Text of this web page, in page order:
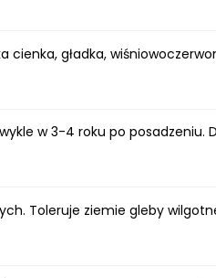
gładka,
w 3-4 roku po posadzeniu.
Toleruje ziemie gleby